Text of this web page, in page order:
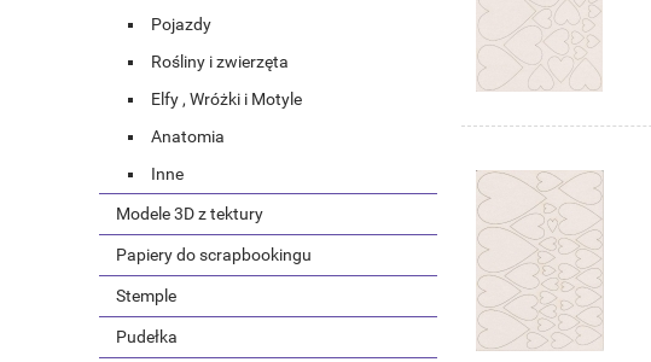
Pojazdy
Rośliny i zwierzęta
Elfy , Wróżki i Motyle
Anatomia
Inne
Modele 3D z tektury
Papiery do scrapbookingu
Stemple
Pudełka